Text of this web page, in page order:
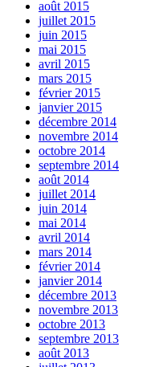
août 2015
juillet 2015
juin 2015
mai 2015
avril 2015
mars 2015
février 2015
janvier 2015
décembre 2014
novembre 2014
octobre 2014
septembre 2014
août 2014
juillet 2014
juin 2014
mai 2014
avril 2014
mars 2014
février 2014
janvier 2014
décembre 2013
novembre 2013
octobre 2013
septembre 2013
août 2013